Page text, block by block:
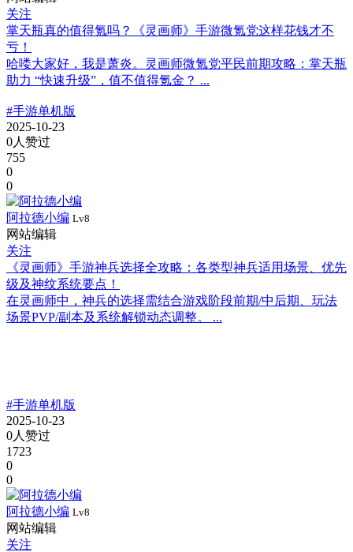
关注
掌天瓶真的值得氪吗？《灵画师》手游微氪党这样花钱才不
亏！
哈喽大家好，我是萧炎。灵画师微氪党平民前期攻略：掌天瓶
助力 “快速升级”，值不值得氪金？ ...
#手游单机版
2025-10-23
0人赞过
755
0
0
阿拉德小编 Lv8
网站编辑
关注
《灵画师》手游神兵选择全攻略：各类型神兵适用场景、优先
级及神纹系统要点！
在灵画师中，神兵的选择需结合游戏阶段前期/中后期、玩法
场景PVP/副本及系统解锁动态调整。 ...
#手游单机版
2025-10-23
0人赞过
1723
0
0
阿拉德小编 Lv8
网站编辑
关注